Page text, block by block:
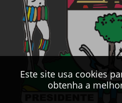
Este site usa cookies
obtenha a